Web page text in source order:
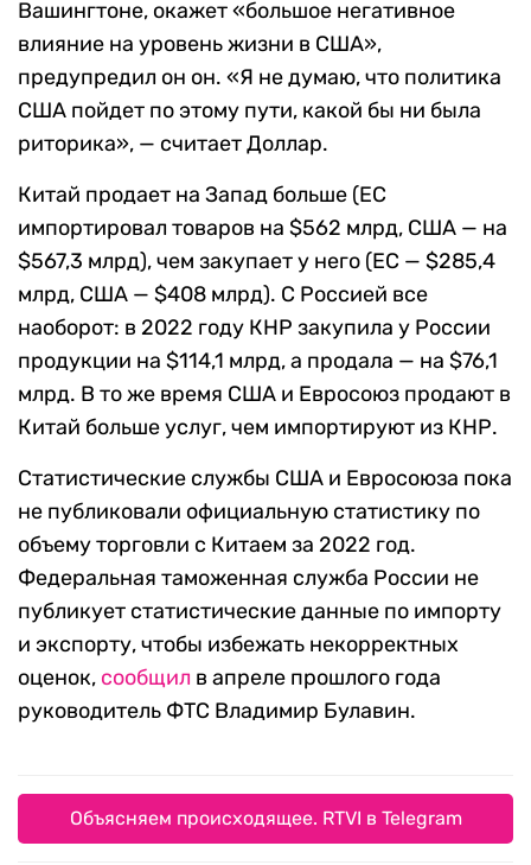
Вашингтоне, окажет «большое негативное
влияние на уровень жизни в США»,
предупредил он он. «Я не думаю, что политика
США пойдет по этому пути, какой бы ни была
риторика», — считает Доллар.
Китай продает на Запад больше (ЕС
импортировал товаров на $562 млрд, США — на
$567,3 млрд), чем закупает у него (ЕС — $285,4
млрд, США — $408 млрд). С Россией все
наоборот: в 2022 году КНР закупила у России
продукции на $114,1 млрд, а продала — на $76,1
млрд. В то же время США и Евросоюз продают в
Китай больше услуг, чем импортируют из КНР.
Статистические службы США и Евросоюза пока
не публиковали официальную статистику по
объему торговли с Китаем за 2022 год.
Федеральная таможенная служба России не
публикует статистические данные по импорту
и экспорту, чтобы избежать некорректных
оценок, сообщил в апреле прошлого года
руководитель ФТС Владимир Булавин.
Объясняем происходящее. RTVI в Telegram